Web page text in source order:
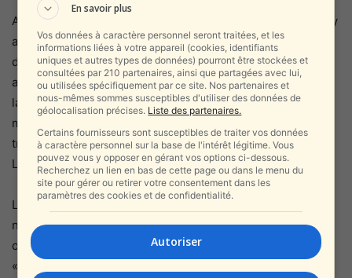
A l’époque, tout était planifié méticuleusement, même s’il y
avait un réel danger à chaque opération. L’histoire réelle
de la façon dont les agents ont réussi à faire entrer des
avions en secret au Soudan est plus impressionnante que
la contrebande de bateau présentée dans ce film, une
méthode qui a été abandonnée très tôt parce qu’elle était
trop dangereuse.
La pire et la meilleure partie est le sauvetage final.
Le film ne se termine pas avec le public qui est informé du
nombre de Juifs sauvés d’Éthiopie lors de cette opération
ou d’autres. La citation de William Safire ne s’arrête pas là:
«Pour la première fois de l’histoire, des milliers de Noirs
En savoir plus
Vos données à caractère personnel seront traitées, et les
informations liées à votre appareil (cookies, identifiants
uniques et autres types de données) pourront être stockées et
consultées par 210 partenaires, ainsi que partagées avec lui,
ou utilisées spécifiquement par ce site. Nos partenaires et
nous-mêmes sommes susceptibles d'utiliser des données de
géolocalisation précises. Liste des partenaires.
Certains fournisseurs sont susceptibles de traiter vos données
à caractère personnel sur la base de l'intérêt légitime. Vous
pouvez vous y opposer en gérant vos options ci-dessous.
Recherchez un lien en bas de cette page ou dans le menu du
site pour gérer ou retirer votre consentement dans les
paramètres des cookies et de confidentialité.
Autoriser